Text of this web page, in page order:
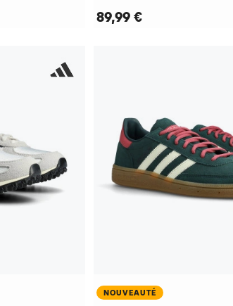
89,99 €
NOUVEAUTÉ